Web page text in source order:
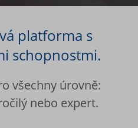
platforma s
schopnostmi.
všechny úrovně:
nebo expert.